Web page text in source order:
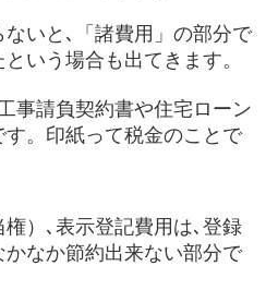
いと､「諸費用」の部分で
いう場合も出てきます。
事請負契約書や住宅ローン
。印紙って税金のことで
）､表示登記費用は､登録
なか節約出来ない部分で